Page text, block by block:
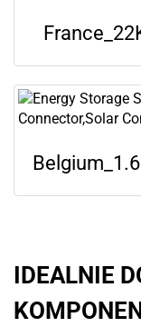
IDEALNIE